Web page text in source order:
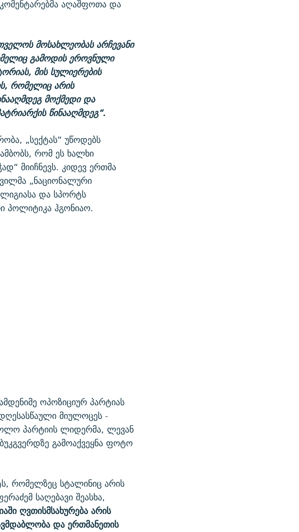
აღაშფოთა და
მოსახლეობას არჩევანი
გამოდისეროვნული
, მის სულიერების
, რომელიც არის
მოქმედი და
წინააღმდეგ“.
„სექტას“ უწოდებს
რომ ეს ხალხი
მიიჩნევს. კიდევ ერთმა
„ნაციონალური
და სპორტს
პოლიტიკა ჰგონიაო.
ოპოზიციურ პარტიას
მიულოცეს -
პარტიის ლიდერმა, ლევან
გამოაქვეყნა ფოტო
რომელზეც სტალინიც არის
საღებავი შეასხა,
ღვთისმსახურება არის
და ერთმანეთის